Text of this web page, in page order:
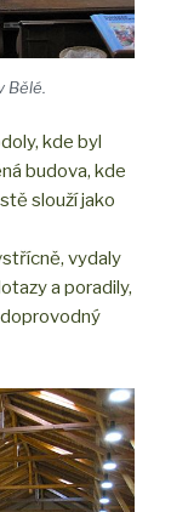
kde byl
budova, kde
slouží jako
vydaly
a poradily,